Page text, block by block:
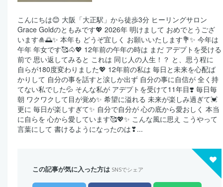
こんにちは😊 大阪「大正駅」から徒歩3分 ヒーリングサロン
Grace Goldのともみです💖 2026年 明けまして おめでとうござ
います🎍🌅✨ 本年も どうぞ宜しく お願いいたします💐✨ 今年は
午年 年女です🥰🐴💖 12年前の午年の時は まだ アデプトを受ける
前で 思い返してみると これは 同じ人の人生！？ と、思う程に
自らが180度変わりました💖 12年前の私は 毎日と未来を心配ば
かりして 自分の事を話すと涙しか出ず 自分の事に自信が 全く持
てない私でした💦 そんな私が アデプトを受けて11年目❣️ 毎日毎
朝 ワクワクして目が覚め✨ 希望に溢れる 未来が楽しみ過ぎて💓
更に 毎日が楽しすぎて✨ 自分で自分が 心の底から愛おしく 本当
に自らを 心から愛しています🥰💖✨ こんな風に思え こうやって
言葉にして 書けるようになったのは❣...
この記事が気に入った方は SNSでシェア